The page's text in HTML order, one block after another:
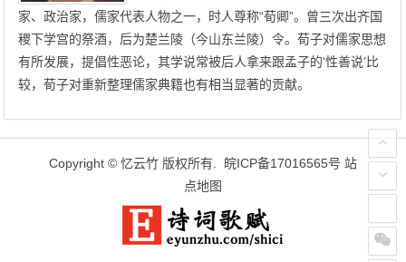
家、政治家，儒家代表人物之一，时人尊称“荀卿”。曾三次出齐国
稷下学宫的祭酒，后为楚兰陵（今山东兰陵）令。荀子对儒家思想
有所发展，提倡性恶论，其学说常被后人拿来跟孟子的‘性善说’比
较，荀子对重新整理儒家典籍也有相当显著的贡献。
Copyright © 忆云竹 版权所有. 皖ICP备17016565号 站
点地图